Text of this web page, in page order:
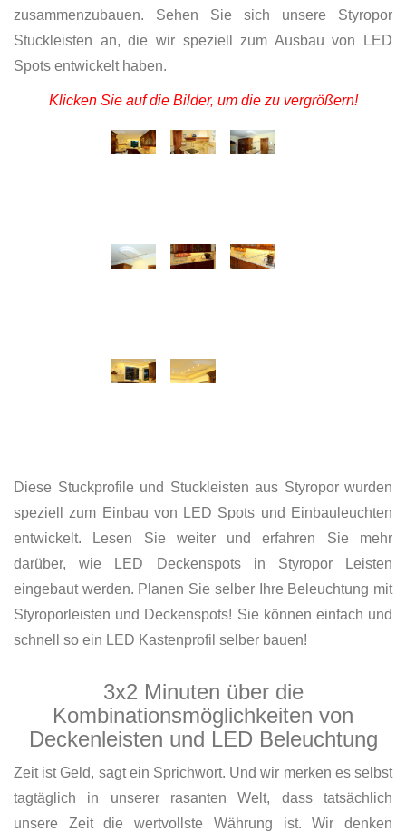
zusammenzubauen. Sehen Sie sich unsere Styropor
Stuckleisten an, die wir speziell zum Ausbau von LED
Spots entwickelt haben.
Klicken Sie auf die Bilder, um die zu vergrößern!
Diese Stuckprofile und Stuckleisten aus Styropor wurden
speziell zum Einbau von LED Spots und Einbauleuchten
entwickelt. Lesen Sie weiter und erfahren Sie mehr
darüber, wie LED Deckenspots in Styropor Leisten
eingebaut werden. Planen Sie selber Ihre Beleuchtung mit
Styroporleisten und Deckenspots! Sie können einfach und
schnell so ein LED Kastenprofil selber bauen!
3x2 Minuten über die
Kombinationsmöglichkeiten von
Deckenleisten und LED Beleuchtung
Zeit ist Geld, sagt ein Sprichwort. Und wir merken es selbst
tagtäglich in unserer rasanten Welt, dass tatsächlich
unsere Zeit die wertvollste Währung ist. Wir denken